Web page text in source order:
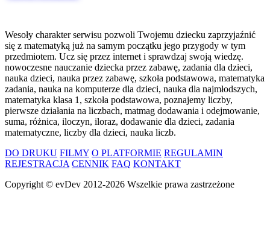
Wesoły charakter serwisu pozwoli Twojemu dziecku zaprzyjaźnić
się z matematyką już na samym początku jego przygody w tym
przedmiotem. Ucz się przez internet i sprawdzaj swoją wiedzę.
nowoczesne nauczanie dziecka przez zabawę, zadania dla dzieci,
nauka dzieci, nauka przez zabawę, szkoła podstawowa, matematyka
zadania, nauka na komputerze dla dzieci, nauka dla najmłodszych,
matematyka klasa 1, szkoła podstawowa, poznajemy liczby,
pierwsze działania na liczbach, matmag dodawania i odejmowanie,
suma, różnica, iloczyn, iloraz, dodawanie dla dzieci, zadania
matematyczne, liczby dla dzieci, nauka liczb.
DO DRUKU FILMY O PLATFORMIE REGULAMIN
REJESTRACJA CENNIK FAQ KONTAKT
Copyright © evDev 2012-2026 Wszelkie prawa zastrzeżone